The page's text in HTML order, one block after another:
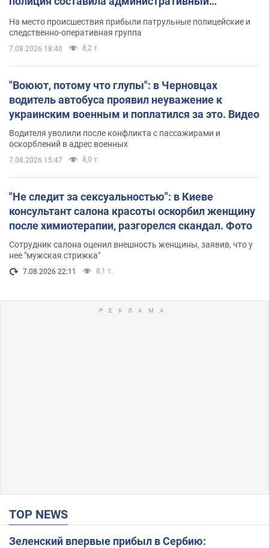
На место происшествия прибыли патрульные полицейские и
следственно-оперативная группа
7.08.2026 18:40 8,2 т.
"Воюют, потому что глупы": в Черновцах
водитель автобуса проявил неуважение к
украинским военным и поплатился за это. Видео
Водителя уволили после конфликта с пассажирами и
оскорблений в адрес военных
7.08.2026 15:47 8,0 т.
"Не следит за сексуальностью": в Киеве
консультант салона красоты оскорбил женщину
после химиотерапии, разгорелся скандал. Фото
Сотрудник салона оценил внешность женщины, заявив, что у
нее "мужская стрижка"
7.08.2026 22:11 8,1 т.
TOP NEWS
Зеленский впервые прибыл в Сербию: